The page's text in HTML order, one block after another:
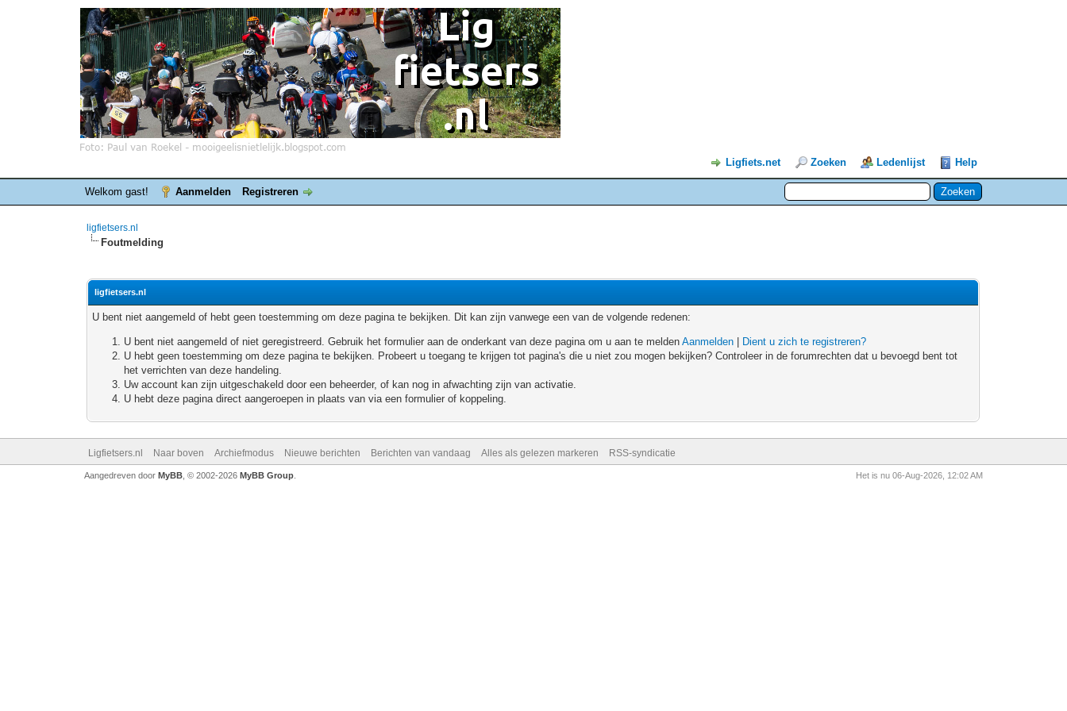
Ligfiets.net Zoeken Ledenlijst Help
Welkom gast! Aanmelden Registreren
ligfietsers.nl
Foutmelding
ligfietsers.nl
U bent niet aangemeld of hebt geen toestemming om deze pagina te bekijken. Dit kan zijn vanwege een van de volgende redenen:
U bent niet aangemeld of niet geregistreerd. Gebruik het formulier aan de onderkant van deze pagina om u aan te meldenAanmelden
Dient u zich te registreren?
U hebt geen toestemming om deze pagina te bekijken. Probeert u toegang te krijgen tot pagina's die u niet zou mogen bekijken? Controleer in de forumrechten dat u bevoegd bent tot
het verrichten van deze handeling.
Uw account kan zijn uitgeschakeld door een beheerder, of kan nog in afwachting zijn van activatie.
U hebt deze pagina direct aangeroepen in plaats van via een formulier of koppeling.
Ligfietsers.nl Naar boven Archiefmodus Nieuwe berichten Berichten van vandaag Alles als gelezen markeren RSS-syndicatie
Het is nu 06-Aug-2026, 12:02 AM
Aangedreven door MyBB, © 2002-2026 MyBB Group.